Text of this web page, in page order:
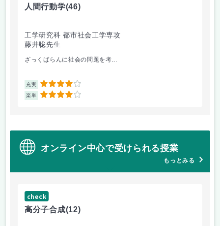
人間行動学(46)
工学研究科 都市社会工学専攻
藤井聡先生
ざっくばらんに社会の問題を考...
充実 4
楽単 4
オンライン中心で受けられる授業
もっとみる
check
高分子合成(12)